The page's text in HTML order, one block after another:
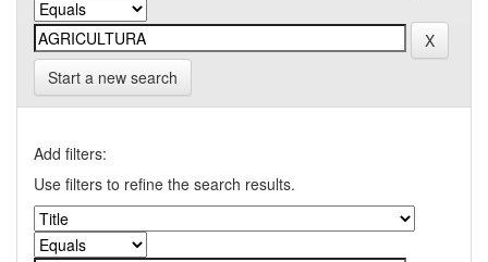
Start a new search
Add filters:
Use filters to refine the search results.